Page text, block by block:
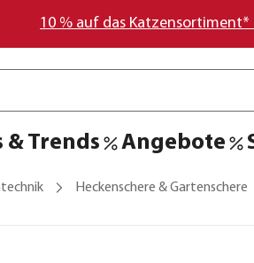
10 % auf das
& Trends Angebote
Heckenschere & Gartenschere